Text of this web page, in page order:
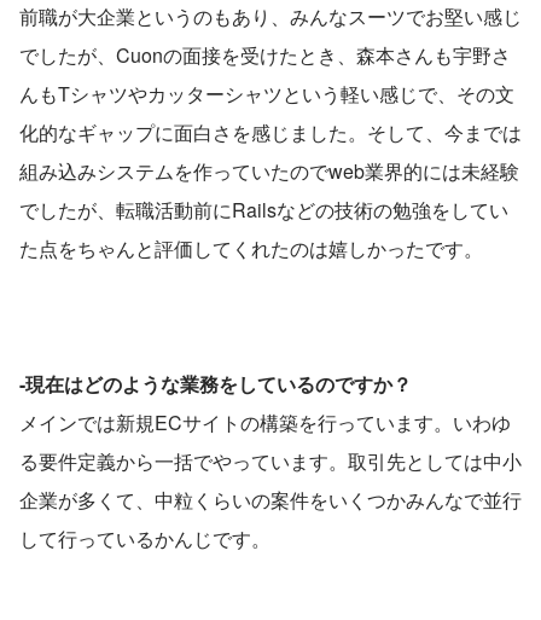
前職が大企業というのもあり、みんなスーツでお堅い感じ
でしたが、Cuonの面接を受けたとき、森本さんも宇野さ
んもTシャツやカッターシャツという軽い感じで、その文
化的なギャップに面白さを感じました。そして、今までは
組み込みシステムを作っていたのでweb業界的には未経験
でしたが、転職活動前にRailsなどの技術の勉強をしてい
た点をちゃんと評価してくれたのは嬉しかったです。
-現在はどのような業務をしているのですか？
メインでは新規ECサイトの構築を行っています。いわゆ
る要件定義から一括でやっています。取引先としては中小
企業が多くて、中粒くらいの案件をいくつかみんなで並行
して行っているかんじです。